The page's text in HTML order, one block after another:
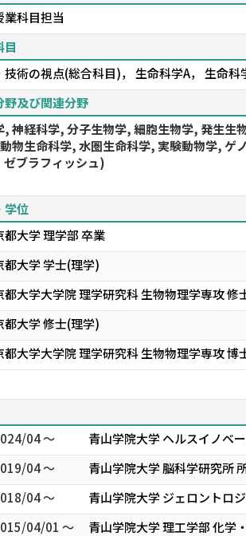
業科目担当
目
技術の視点(総合科目)， 生命科学A， 生命
野及び関連分野
, 神経科学, 分子生物学, 細胞生物学, 発生生
物生命科学, 水圏生命科学, 実験動物学, ゲ
ゼブラフィッシュ)
学位
都大学 理学部 卒業
都大学 学士(理学)
都大学大学院 理学研究科 生物物理学専攻 修
都大学 修士(理学)
都大学大学院 理学研究科 生物物理学専攻 博
04 ～
青山学院大学 ヘルスイノベ
04 ～
青山学院大学 脳科学研究所
04 ～
青山学院大学 ジェロントロ
04/01 ～
青山学院大学 理工学部 化学